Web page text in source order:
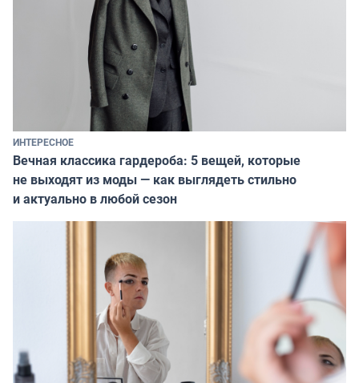
ИНТЕРЕСНОЕ
Вечная классика гардероба: 5 вещей, которые
не выходят из моды — как выглядеть стильно
и актуально в любой сезон